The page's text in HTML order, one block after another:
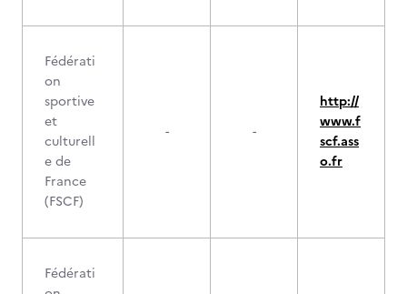
Fédérati
on
sportive
et
culturell
e de
France
(FSCF)
- -
http://
www.f
scf.ass
o.fr
Fédérati